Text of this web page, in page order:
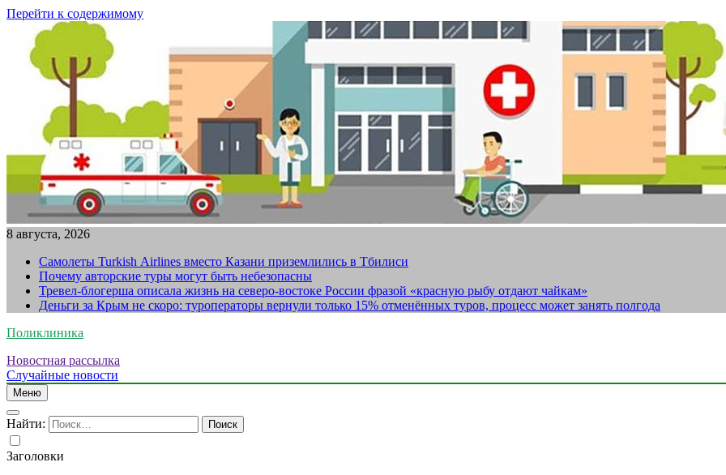
Перейти к содержимому
8 августа, 2026
Самолеты Turkish Airlines вместо Казани приземлились в Тбилиси
Почему авторские туры могут быть небезопасны
Тревел-блогерша описала жизнь на северо-востоке России фразой «красную рыбу отдают чайкам»
Деньги за Крым не скоро: туроператоры вернули только 15% отменённых туров, процесс может занять полгода
Поликлиника
Новостная рассылка
Случайные новости
Меню
Найти:
Заголовки